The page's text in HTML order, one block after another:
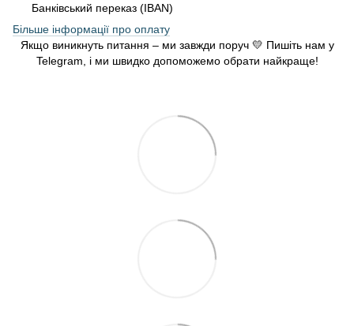
Банківський переказ (IBAN)
Більше інформації про оплату
Якщо виникнуть питання – ми завжди поруч 💛 Пишіть нам у
Telegram, і ми швидко допоможемо обрати найкраще!